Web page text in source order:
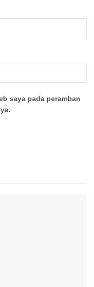
saya pada peramban